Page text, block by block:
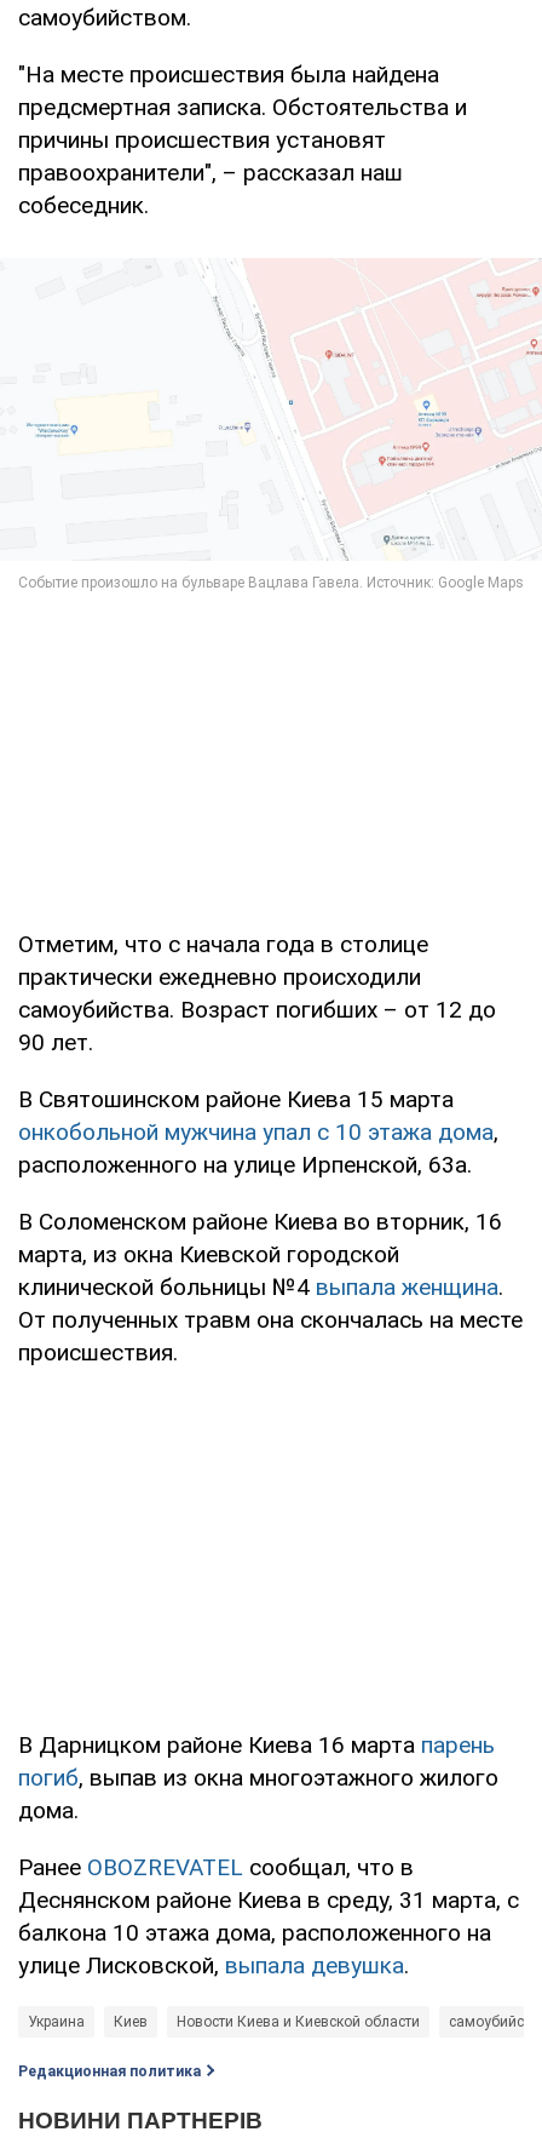
самоубийством.
"На месте происшествия была найдена
предсмертная записка. Обстоятельства и
причины происшествия установят
правоохранители", – рассказал наш
собеседник.
Отметим, что с начала года в столице
практически ежедневно происходили
самоубийства. Возраст погибших – от 12 до
90 лет.
В Святошинском районе Киева 15 марта
онкобольной мужчина упал с 10 этажа дома,
расположенного на улице Ирпенской, 63а.
В Соломенском районе Киева во вторник, 16
марта, из окна Киевской городской
клинической больницы №4 выпала женщина.
От полученных травм она скончалась на месте
происшествия.
В Дарницком районе Киева 16 марта парень
погиб, выпав из окна многоэтажного жилого
дома.
Ранее OBOZREVATEL сообщал, что в
Деснянском районе Киева в среду, 31 марта, с
балкона 10 этажа дома, расположенного на
улице Лисковской, выпала девушка.
Украина Киев Новости Киева и Киевской области
Редакционная политика